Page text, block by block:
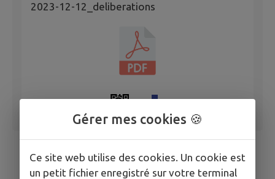
2023-12-12_deliberations
Gérer mes cookies 🍪
Ce site web utilise des cookies. Un cookie est
un petit fichier enregistré sur votre terminal